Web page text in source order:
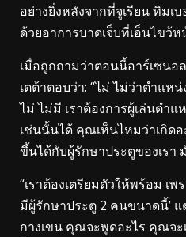
อย่างยิ่งหลังจากที่จูเรียน ทิมเ
ด้วยอาการบาดเจ็บที่เอ็นไขว้ห
เมื่อถูกถามว่าตอนนี้อาร์เซนอ
เตต้าตอบว่า: “ไม่ ไม่ว่าตำแห
ไม่ ไม่มี เราต้องการผู้เล่นตำ
เช่นนั้นได้ คุณเห็นไหมว่าเกิด
ขึ้นได้กับผู้รักษาประตูของเรา
“เราต้องเตรียมตัวให้พร้อม เ
มีผู้รักษาประตู 2 คนขนาดนี้’
กางเขน คุณจะพูดอะไร คุณจ